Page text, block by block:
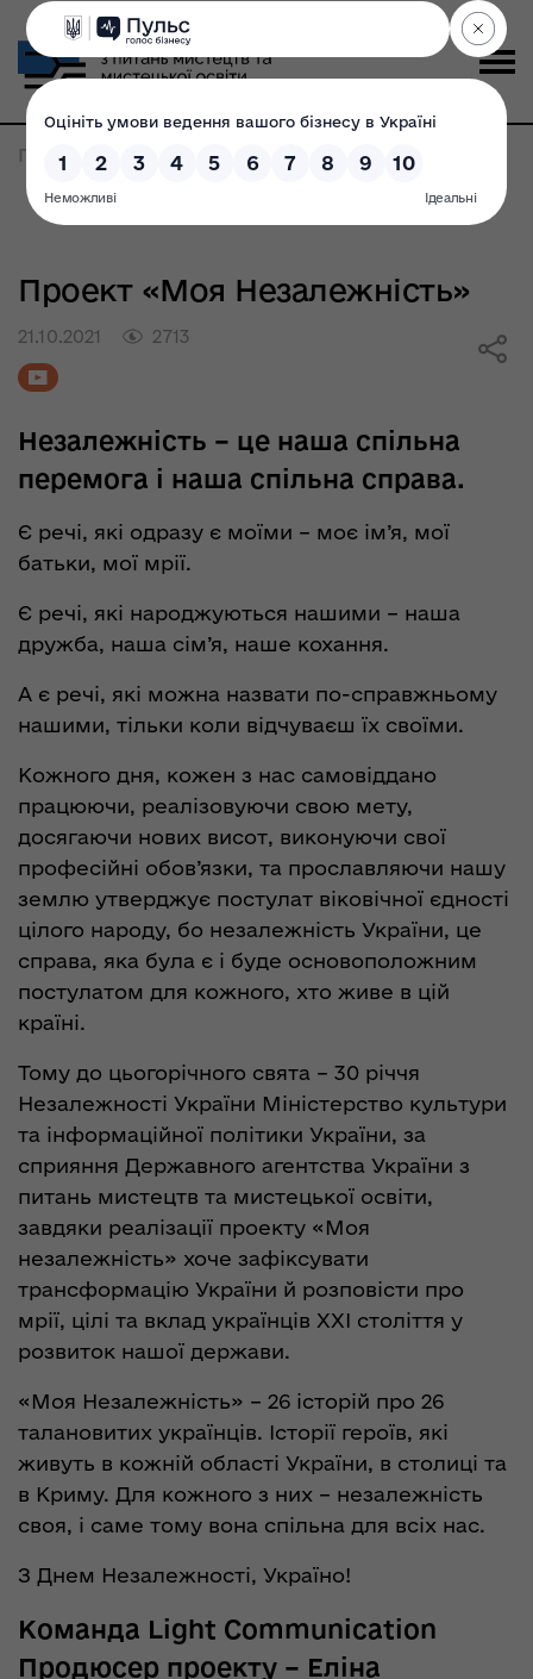
Головна Проект «Моя Незалежність»
Проект «Моя Незалежність»
21.10.2021 2713
Незалежність – це наша спільна
перемога і наша спільна справа.
Є речі, які одразу є моїми – моє ім’я, мої
батьки, мої мрії.
Є речі, які народжуються нашими – наша
дружба, наша сім’я, наше кохання.
А є речі, які можна назвати по-справжньому
нашими, тільки коли відчуваєш їх своїми.
Кожного дня, кожен з нас самовіддано
працюючи, реалізовуючи свою мету,
досягаючи нових висот, виконуючи свої
професійні обов’язки, та прославляючи нашу
землю утверджує постулат віковічної єдності
цілого народу, бо незалежність України, це
справа, яка була є і буде основоположним
постулатом для кожного, хто живе в цій
країні.
Тому до цьогорічного свята – 30 річчя
Незалежності України Міністерство культури
та інформаційної політики України, за
сприяння Державного агентства України з
питань мистецтв та мистецької освіти,
завдяки реалізації проекту «Моя
незалежність» хоче зафіксувати
трансформацію України й розповісти про
мрії, цілі та вклад українців XXI століття у
розвиток нашої держави.
«Моя Незалежність» – 26 історій про 26
талановитих українців. Історії героїв, які
живуть в кожній області України, в столиці та
в Криму. Для кожного з них – незалежність
своя, і саме тому вона спільна для всіх нас.
З Днем Незалежності, Україно!
Команда Light Communication
Продюсер проекту – Еліна